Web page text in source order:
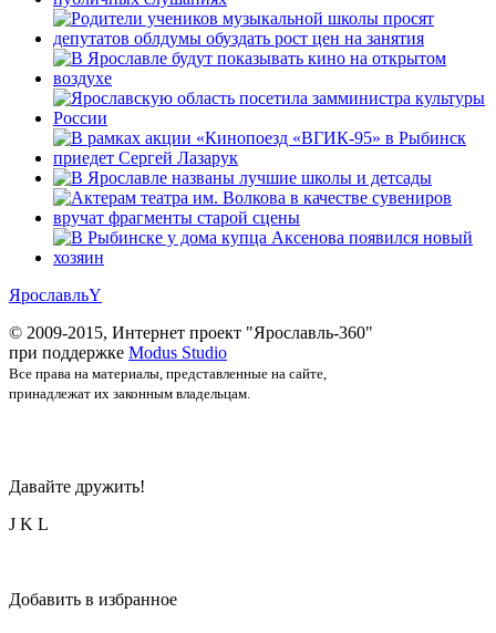
ЯрославльY
© 2009-2015, Интернет проект "Ярославль-360"
при поддержке Modus Studio
Все права на материалы, представленные на сайте,
принадлежат их законным владельцам.
Давайте дружить!
J K L
Добавить в избранное